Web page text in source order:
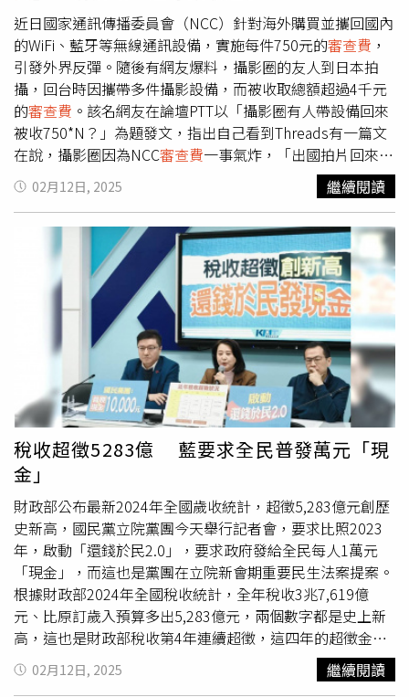
一年」，這種變臉速度實在令人傻眼。她質問NCC，當初收
審查費 的理由，或現在停徵的理由，為何一年後就不存在
了？這根本坐實了NCC只是想搶錢，「真的是土匪政府。」
近日國家通訊傳播委員會（NCC）針對海外購買並攜回國內
的WiFi、藍牙等無線通訊設備，實施每件750元的審查費 ，
引發外界反彈。隨後有網友爆料，攝影圈的友人到日本拍
攝，回台時因攜帶多件攝影設備，而被收取總額超過4千元
的審查費 。該名網友在論壇PTT以「攝影圈有人帶設備回來
被收750*N？」為題發文，指出自己看到Threads有一篇文
在說，攝影圈因為NCC審查費一事氣炸，「出國拍片回來，
攝影器材被收費，收了4千多，氣炸，脆上還嘲諷說，越多
專業器材收越多」。這也讓原PO好奇詢問，「NCC不是看
了風向轉彎說限郵寄嗎？怎麼會有人帶自己吃飯傢伙，搭飛
機回家還被收保護費？難不成碰上屏東副站長之流的海關
了？會開任何憑證嗎？板上有從業人員遇到過嗎？」文章曝
光後引起熱議，許多網友紛紛留言表示，「隨身攜帶的二手
貨也收喔，真假」、「剛公佈的時候根本什麼都沒講清楚，
是引起民怨後才改口說海關不容易抓」、「現在單眼都有
WiFi傳輸功能」、「他條文寫那麼模糊，沒人吵就是最寬認
定啊」、「NCC當初那張表根本沒他後來的補充規則，所以
實務上怎麼執行是他們自己說了算」。事實上，國家通訊傳
播委員會（NCC）自2月3日起，針對民眾從國外攜帶或進口
的「自用第二級電信管制射頻器材」，每件收取750元的審
查費，引發民眾反彈。NCC也於10日宣布將暫緩收費，表示
為回應最新民意，針對郵寄輸入自用2部以下第二級電信管
制射頻器材輸入核准審查費之收費，並依比例原則等，就收
費方式與收費對象、數額再進行更周延估算，予以檢討調
整。為因應調整需要，即日起依法申報之此類射頻器材，將
先通知申請輸入者有審查費用待繳，本會則逕行審查，俟應
收費數額確定後，再開立繳費單依限繳納。簡言之，縱使尚
未繳納審查費用，也能先通過進口審查。NCC強調，民眾於
「公共政策網路參與平臺」提案重新討論收費標準業已通
過，該會以謙卑態度面對各界最新意見，並即刻開啟檢討，
基於相關行政成本考量下，思考向使用者收費合理性及執行
02月12日, 2025 繼續閱讀
稅收超徵5283億 藍要求全民普發萬元「現
金」
財政部公布最新2024年全國歲收統計，超徵5,283億元創歷
史新高，國民黨立院黨團今天舉行記者會，要求比照2023
年，啟動「還錢於民2.0」，要求政府發給全民每人1萬元
「現金」，而這也是黨團在立院新會期重要民生法案提案。
根據財政部2024年全國稅收統計，全年稅收3兆7,619億
元、比原訂歲入預算多出5,283億元，兩個數字都是史上新
高，這也是財政部稅收第4年連續超徵，這四年的超徵金額
總計是1兆8,707億元。國民黨團今天召開記者會，黨團書記
長王鴻薇指出，政府財政紀律失準，預算超徵連年增加，從
02月12日, 2025 繼續閱讀